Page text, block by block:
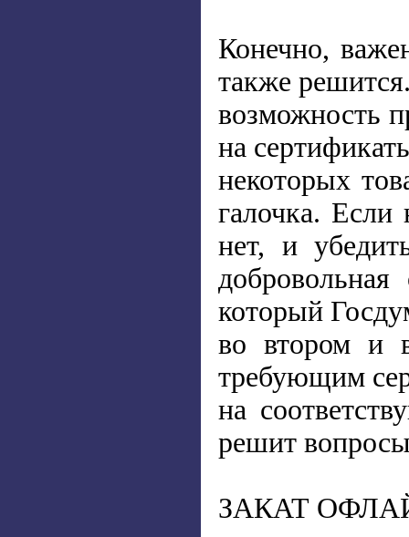
Конечно,
также
возможность
на
некоторых
галочка.
нет, и
который
во втором и
требующим
на
решит
ЗАКАТ